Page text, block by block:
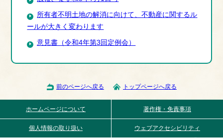
所有者不明土地の解消に向けて、不動産に関するル
ールが大きく変わります
意見書（令和4年第3回定例会）
前のページへ戻る トップページへ戻る
ホームページについて 著作権・免責事項
個人情報の取り扱い ウェブアクセシビリティ